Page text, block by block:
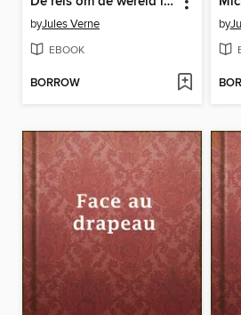
byJules Verne
EBOOK
BORROW
by